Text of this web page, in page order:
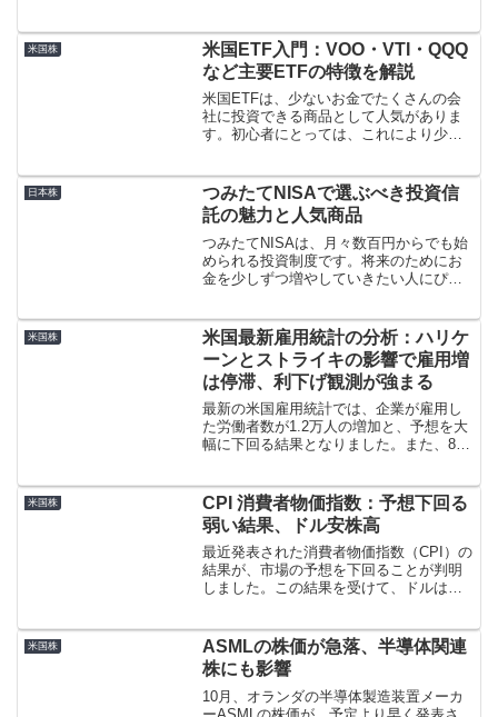
上げ率が30年ぶりの高水準に達しまし
た。特に大企業が...
米国株
米国ETF入門：VOO・VTI・QQQ
など主要ETFの特徴を解説
米国ETFは、少ないお金でたくさんの会
社に投資できる商品として人気がありま
す。初心者にとっては、これにより少額
を増やせる点が魅力です。
日本株
つみたてNISAで選ぶべき投資信
託の魅力と人気商品
つみたてNISAは、月々数百円からでも始
められる投資制度です。将来のためにお
金を少しずつ増やしていきたい人にぴっ
明します。
米国株
米国最新雇用統計の分析：ハリケ
ーンとストライキの影響で雇用増
は停滞、利下げ観測が強まる
最新の米国雇用統計では、企業が雇用し
た労働者数が1.2万人の増加と、予想を大
幅に下回る結果となりました。また、8月
米国株
CPI 消費者物価指数：予想下回る
弱い結果、ドル安株高
最近発表された消費者物価指数（CPI）の
結果が、市場の予想を下回ることが判明
しました。この結果を受けて、ドルは下
きます。CPIとは何か？消費者物価指数
（CPI）は、消費...
米国株
ASMLの株価が急落、半導体関連
株にも影響
10月、オランダの半導体製造装置メーカ